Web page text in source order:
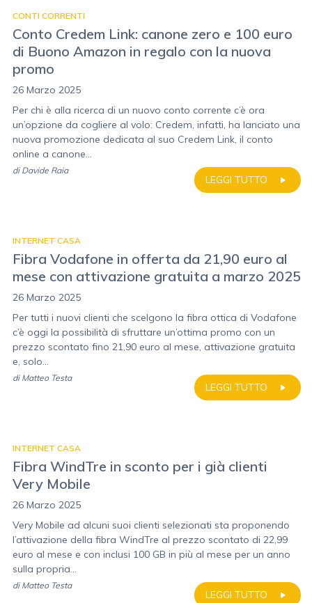
CONTI CORRENTI
Conto Credem Link: canone zero e 100 euro
di Buono Amazon in regalo con la nuova
promo
26 Marzo 2025
Per chi è alla ricerca di un nuovo conto corrente c’è ora
un’opzione da cogliere al volo: Credem, infatti, ha lanciato una
nuova promozione dedicata al suo Credem Link, il conto
online a canone...
LEGGI TUTTO
di Davide Raia
INTERNET CASA
Fibra Vodafone in offerta da 21,90 euro al
mese con attivazione gratuita a marzo 2025
26 Marzo 2025
Per tutti i nuovi clienti che scelgono la fibra ottica di Vodafone
c’è oggi la possibilità di sfruttare un’ottima promo con un
prezzo scontato fino 21,90 euro al mese, attivazione gratuita
e, solo...
LEGGI TUTTO
di Matteo Testa
INTERNET CASA
Fibra WindTre in sconto per i già clienti
Very Mobile
26 Marzo 2025
Very Mobile ad alcuni suoi clienti selezionati sta proponendo
l’attivazione della fibra WindTre al prezzo scontato di 22,99
euro al mese e con inclusi 100 GB in più al mese per un anno
sulla propria...
LEGGI TUTTO
di Matteo Testa